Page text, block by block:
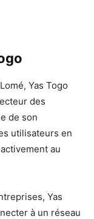
Yas Togo
des
de son
utilisateurs en
au
Yas
à un réseau